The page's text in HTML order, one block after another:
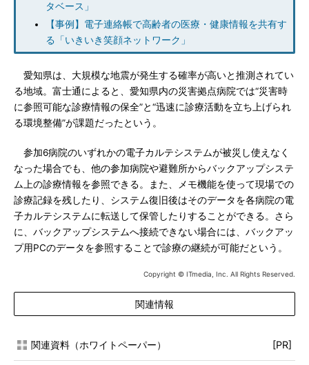
タベース」
【事例】電子連絡帳で高齢者の医療・健康情報を共有す
る「いきいき笑顔ネットワーク」
愛知県は、大規模な地震が発生する確率が高いと推測されてい
る地域。富士通によると、愛知県内の災害拠点病院では“災害時
に参照可能な診療情報の保全”と“迅速に診療活動を立ち上げられ
る環境整備”が課題だったという。
参加6病院のいずれかの電子カルテシステムが被災し使えなく
なった場合でも、他の参加病院や避難所からバックアップシステ
ム上の診療情報を参照できる。また、メモ機能を使って現場での
診療記録を残したり、システム復旧後はそのデータを各病院の電
子カルテシステムに転送して保管したりすることができる。さら
に、バックアップシステムへ接続できない場合には、バックアッ
プ用PCのデータを参照することで診療の継続が可能だという。
Copyright © ITmedia, Inc. All Rights Reserved.
関連情報
関連資料（ホワイトペーパー） [PR]